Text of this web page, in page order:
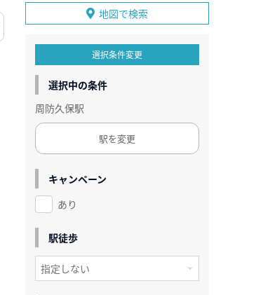
地図で検索
選択条件変更
選択中の条件
周防久保駅
駅を変更
キャンペーン
あり
駅徒歩